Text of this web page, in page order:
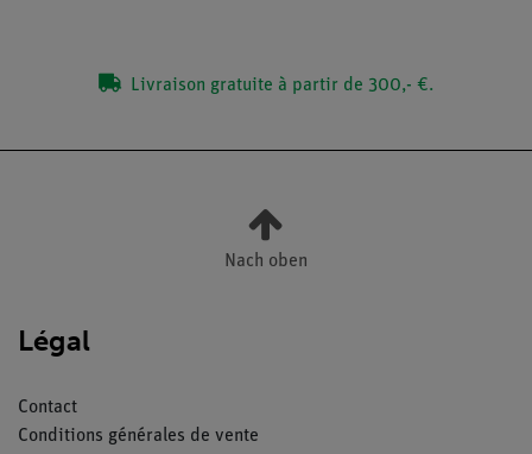
Livraison gratuite à partir de 300,- €.
Nach oben
Légal
Contact
Conditions générales de vente